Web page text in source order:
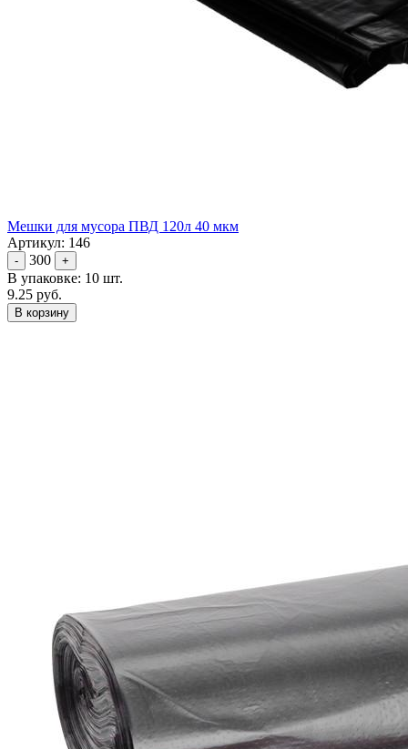
Мешки для мусора ПВД 120л 40 мкм
Артикул: 146
- 300 +
В упаковке: 10 шт.
9.25 руб.
В корзину